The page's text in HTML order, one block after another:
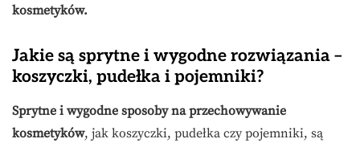
kosmetyków.
Jakie są sprytne i wygodne rozwiązania –
koszyczki, pudełka i pojemniki?
Sprytne i wygodne sposoby na przechowywanie
kosmetyków, jak koszyczki, pudełka czy pojemniki, są